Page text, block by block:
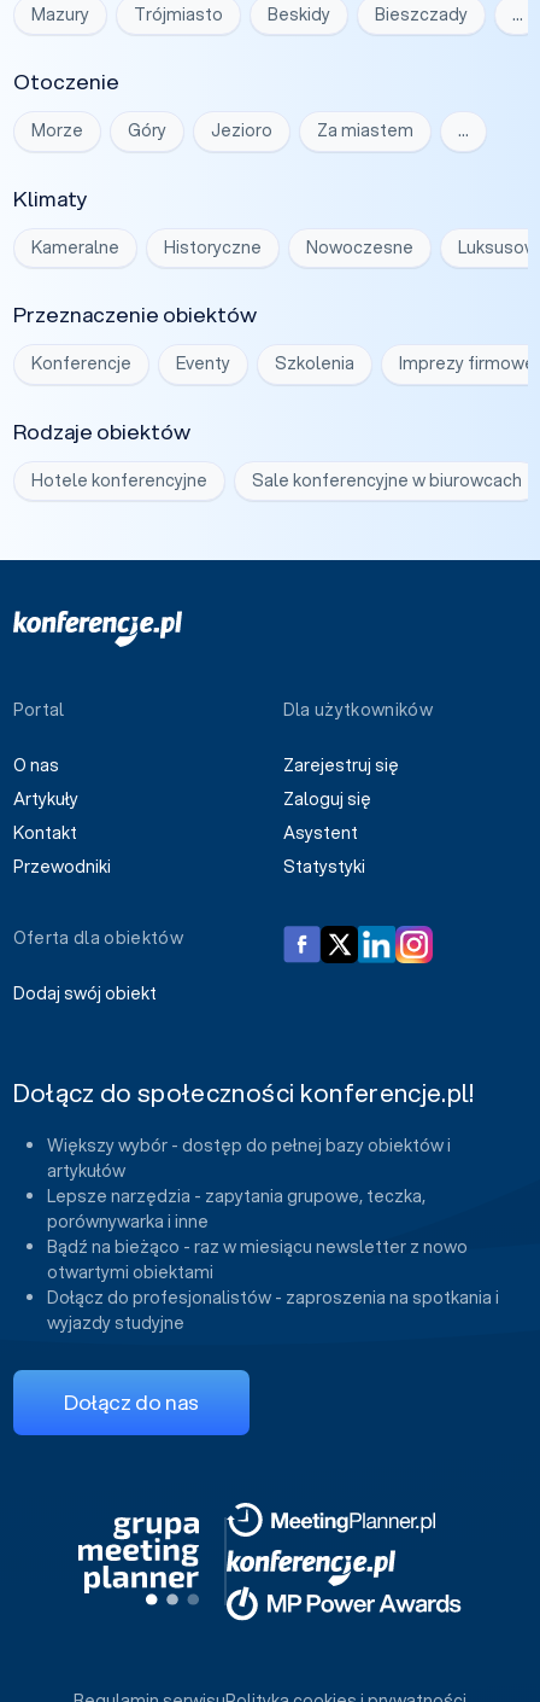
Mazury Trójmiasto Beskidy Bieszczady …
Otoczenie
Morze Góry Jezioro Za miastem …
Klimaty
Kameralne Historyczne Nowoczesne
Przeznaczenie obiektów
Konferencje Eventy Szkolenia Imprezy firmowe
Rodzaje obiektów
Hotele konferencyjne Sale konferencyjne w biurowcach
Portal
O nas
Artykuły
Kontakt
Przewodniki
Dla użytkowników
Zarejestruj się
Zaloguj się
Asystent
Statystyki
Oferta dla obiektów
Dodaj swój obiekt
Dołącz do społeczności konferencje.pl!
Większy wybór - dostęp do pełnej bazy obiektów i
artykułów
Lepsze narzędzia - zapytania grupowe, teczka,
porównywarka i inne
Bądź na bieżąco - raz w miesiącu newsletter z nowo
otwartymi obiektami
Dołącz do profesjonalistów - zaproszenia na spotkania i
wyjazdy studyjne
Dołącz do nas